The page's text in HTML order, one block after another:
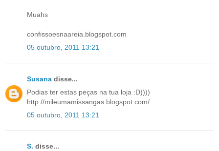
Muahs
confissoesnaareia.blogspot.com
05 outubro, 2011 13:21
Susana disse...
Podias ter estas peças na tua loja :D))))
http://mileumamissangas.blogspot.com/
05 outubro, 2011 13:21
S. disse...